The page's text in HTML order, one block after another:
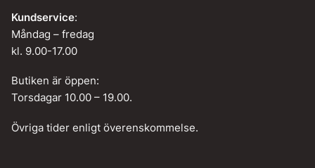
Kundservice:
Måndag – fredag
kl. 9.00-17.00
Butiken är öppen:
Torsdagar 10.00 – 19.00.
Övriga tider enligt överenskommelse.